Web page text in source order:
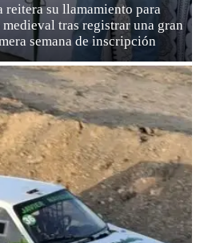
reitera su llamamiento para
tras registrar una gran
semana de inscripción